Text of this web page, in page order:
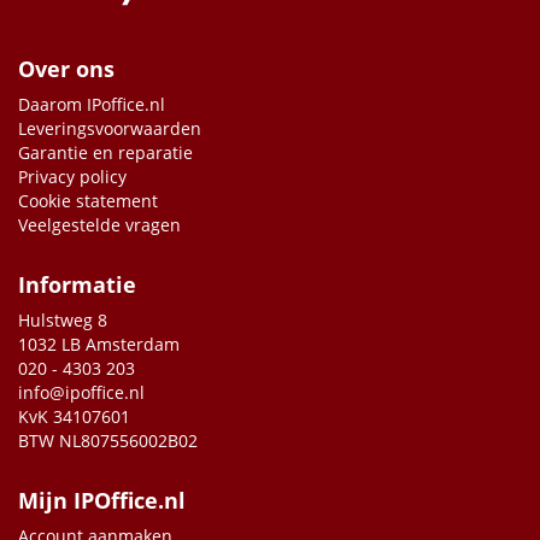
Over ons
Daarom IPoffice.nl
Leveringsvoorwaarden
Garantie en reparatie
Privacy policy
Cookie statement
Veelgestelde vragen
Informatie
Hulstweg 8
1032 LB Amsterdam
020 - 4303 203
info@ipoffice.nl
KvK 34107601
BTW NL807556002B02
Mijn IPOffice.nl